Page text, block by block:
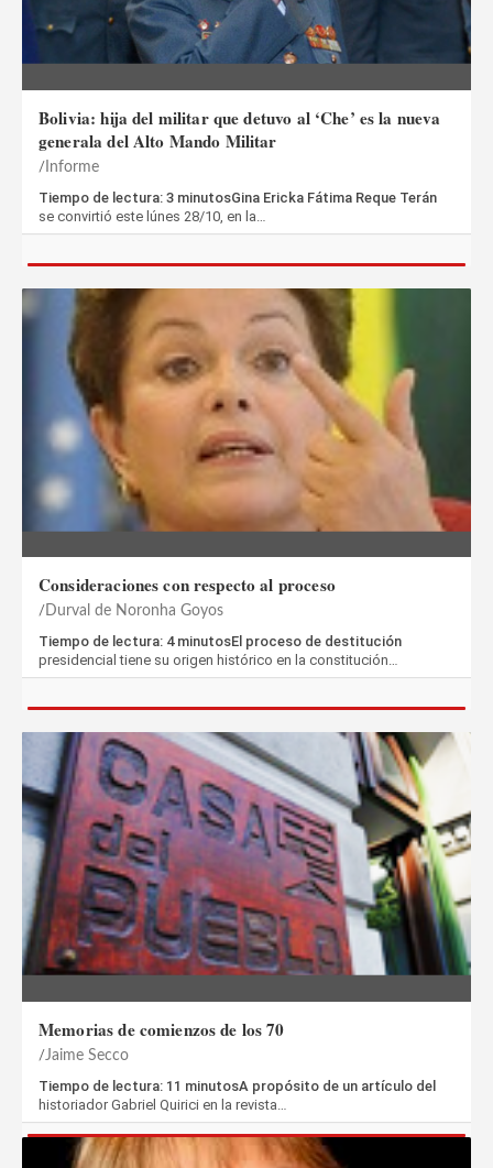
Bolivia: hija del militar que detuvo al ‘Che’ es la nueva
generala del Alto Mando Militar
Informe
Tiempo de lectura: 3 minutosGina Ericka Fátima Reque Terán
se convirtió este lúnes 28/10, en la…
Consideraciones con respecto al proceso
Durval de Noronha Goyos
Tiempo de lectura: 4 minutosEl proceso de destitución
presidencial tiene su origen histórico en la constitución…
Memorias de comienzos de los 70
Jaime Secco
Tiempo de lectura: 11 minutosA propósito de un artículo del
historiador Gabriel Quirici en la revista…